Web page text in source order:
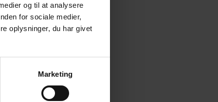
og til at analysere
for sociale medier,
oplysninger, du har givet
Marketing
at
der